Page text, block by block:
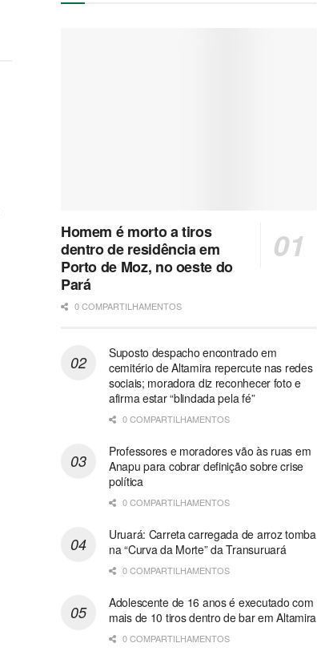
Homem é morto a tiros
dentro de residência em
Porto de Moz, no oeste do
Pará
0 COMPARTILHAMENTOS
Suposto despacho encontrado em
cemitério de Altamira repercute nas redes
sociais; moradora diz reconhecer foto e
afirma estar “blindada pela fé”
0 COMPARTILHAMENTOS
Professores e moradores vão às ruas em
Anapu para cobrar definição sobre crise
política
0 COMPARTILHAMENTOS
Uruará: Carreta carregada de arroz tomba
na “Curva da Morte” da Transuruará
0 COMPARTILHAMENTOS
Adolescente de 16 anos é executado com
mais de 10 tiros dentro de bar em Altamira
0 COMPARTILHAMENTOS